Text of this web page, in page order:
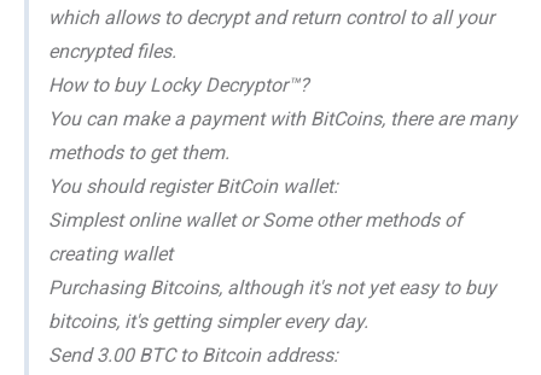
which allows to decrypt and return control to all your
encrypted files.
How to buy Locky Decryptor™?
You can make a payment with BitCoins, there are many
methods to get them.
You should register BitCoin wallet:
Simplest online wallet or Some other methods of
creating wallet
Purchasing Bitcoins, although it's not yet easy to buy
bitcoins, it's getting simpler every day.
Send 3.00 BTC to Bitcoin address: